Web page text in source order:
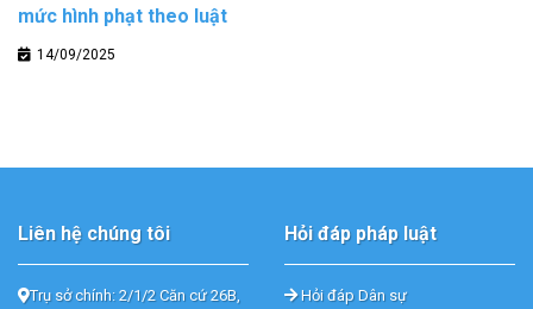
mức hình phạt theo luật
14/09/2025
Liên hệ chúng tôi
Trụ sở chính: 2/1/2 Căn cứ 26B,
Hỏi đáp pháp luật
Hỏi đáp Dân sự